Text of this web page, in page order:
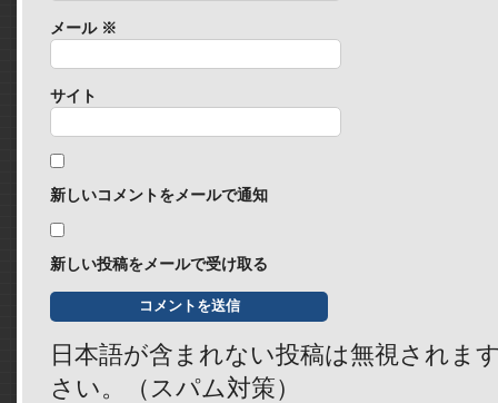
メール ※
サイト
新しいコメントをメールで通知
新しい投稿をメールで受け取る
日本語が含まれない投稿は無視されま
さい。（スパム対策）